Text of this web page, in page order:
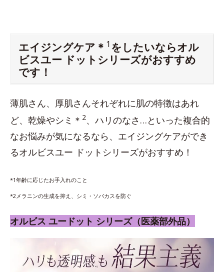
エイジングケア＊ 1 をしたいならオル
ビスユー ドットシリーズがおすすめ
です！
薄肌さん、厚肌さんそれぞれに肌の特徴はあれ
ど、乾燥やシミ＊ 2、ハリのなさ…といった複合的
なお悩みが気になるなら、エイジングケアができ
るオルビスユー ドットシリーズがおすすめ！
*1年齢に応じたお手入れのこと
*2メラニンの生成を抑え、シミ・ソバカスを防ぐ
オルビス ユードット シリーズ（医薬部外品）